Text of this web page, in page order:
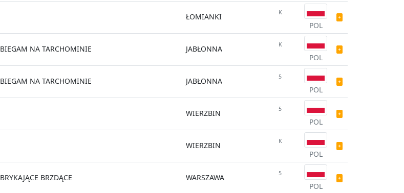
ŁOMIANKI K
POL
BIEGAM NA TARCHOMINIE JABŁONNA K
POL
BIEGAM NA TARCHOMINIE JABŁONNA 5
POL
WIERZBIN 5
POL
WIERZBIN K
POL
BRYKAJĄCE BRZDĄCE WARSZAWA 5
POL